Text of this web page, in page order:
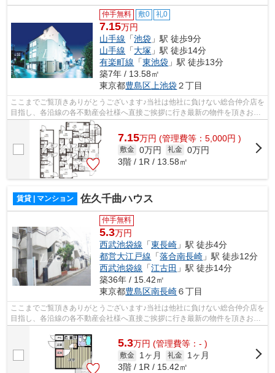
仲手無料 敷0 礼0
7.15万円
山手線 「池袋 」駅 徒歩9分
山手線 「大塚 」駅 徒歩14分
有楽町線 「東池袋 」駅 徒歩13分
築7年 / 13.58㎡
東京都豊島区 上池袋２丁目
ここまでご覧頂きありがとうございます♪当社は他社に負けない総合仲介店を
目指し、各沿線の各不動産会社様へ直接ご挨拶に行き最新の物件を頂きお客
様へ提供しております！最新の情報は...
7.15万円 (管理費等：5,000円 )
敷金 0万円 礼金 0万円
3階 / 1R / 13.58㎡
賃貸 | マンション 佐久千曲ハウス
仲手無料
5.3万円
西武池袋線 「東長崎 」駅 徒歩4分
都営大江戸線 「落合南長崎 」駅 徒歩12分
西武池袋線 「江古田 」駅 徒歩14分
築36年 / 15.42㎡
東京都豊島区南長崎６丁目
ここまでご覧頂きありがとうございます♪当社は他社に負けない総合仲介店を
目指し、各沿線の各不動産会社様へ直接ご挨拶に行き最新の物件を頂きお客
様へ提供しております！最新の情報は...
5.3万円 (管理費等：- )
敷金 1ヶ月 礼金
1ヶ月
3階 / 1R / 15.42㎡